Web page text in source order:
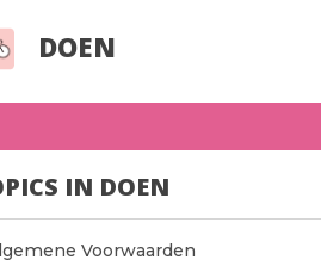
DOEN
IN DOEN
Voorwaarden